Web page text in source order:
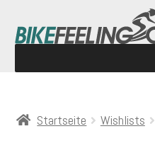
Startseite Wishlists